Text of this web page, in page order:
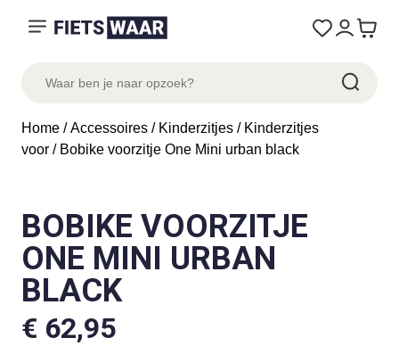
Home /Accessoires / Kinderzitjes / Kinderzitjes
voor / Bobike voorzitje One Mini urban black
BOBIKE VOORZITJE
ONE MINI URBAN
BLACK
€ 62,95